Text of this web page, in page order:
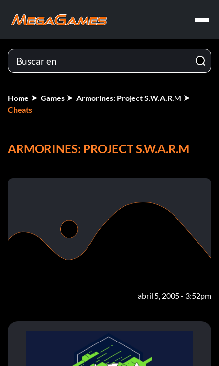
Home Games
Armorines: Project S.W.A.R.M
Cheats
ARMORINES: PROJECT S.W.A.R.M
abril 5, 2005 - 3:52pm